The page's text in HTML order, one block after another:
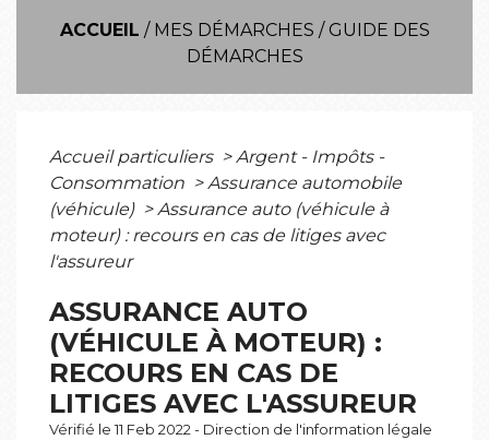
ACCUEIL / MES DÉMARCHES / GUIDE DES
DÉMARCHES
Accueil particuliers > Argent - Impôts -
Consommation > Assurance automobile
(véhicule) > Assurance auto (véhicule à
moteur) : recours en cas de litiges avec
l'assureur
ASSURANCE AUTO
(VÉHICULE À MOTEUR) :
RECOURS EN CAS DE
LITIGES AVEC L'ASSUREUR
Vérifié le 11 Feb 2022 - Direction de l'information légale